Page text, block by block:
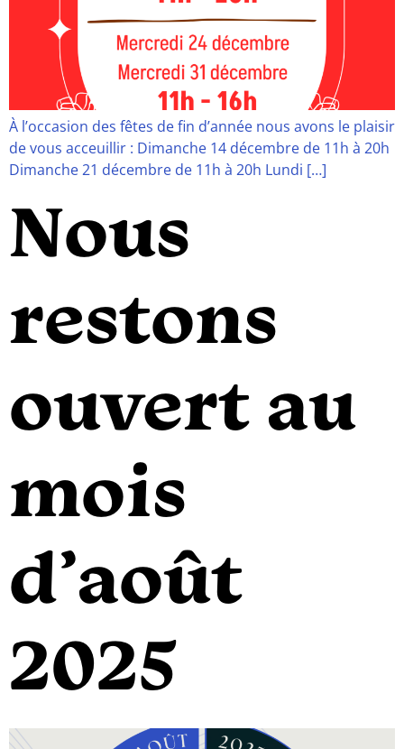
À l’occasion des fêtes de fin d’année nous avons le plaisir
de vous acceuillir : Dimanche 14 décembre de 11h à 20h
Dimanche 21 décembre de 11h à 20h Lundi […]
Nous
restons
ouvert au
mois
d’août
2025